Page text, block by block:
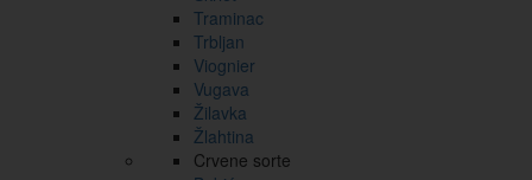
Traminac
Trbljan
Viognier
Vugava
Žilavka
Žlahtina
Crvene sorte